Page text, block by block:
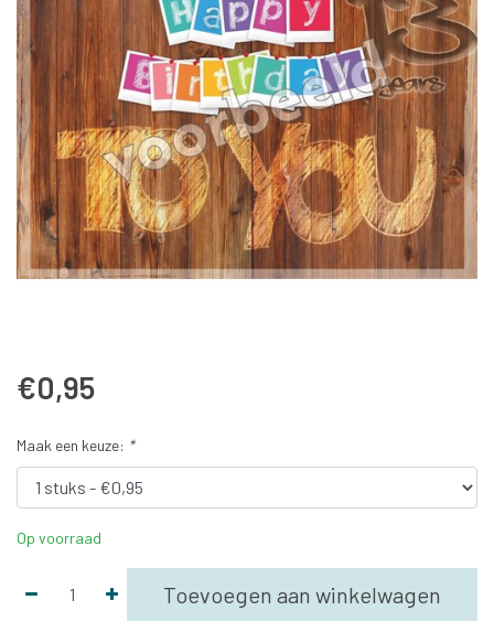
€0,95
Maak een keuze: *
Op voorraad
Toevoegen aan winkelwagen